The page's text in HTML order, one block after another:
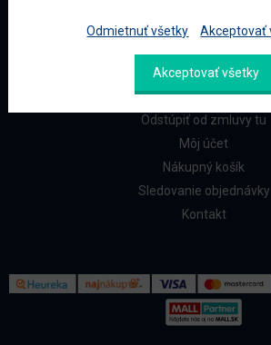
ZÁKAZNÍCI
Reklamačný formulár
Odstúpiť od zmluvy tu
Môj účet
Nákupný košík
Sledovanie objednávky
Kontakt
Odmietnuť všetky Akceptovať
Akceptovať všetky